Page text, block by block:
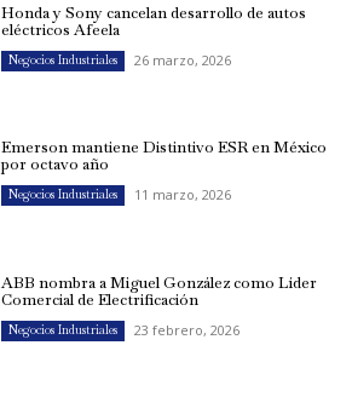
Honda y Sony cancelan desarrollo de autos
eléctricos Afeela
Negocios Industriales 26 marzo, 2026
Emerson mantiene Distintivo ESR en México
por octavo año
Negocios Industriales 11 marzo, 2026
ABB nombra a Miguel González como Líder
Comercial de Electrificación
Negocios Industriales 23 febrero, 2026